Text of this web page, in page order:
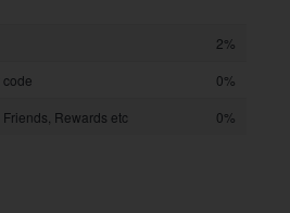
2%
0%
Rewards etc
0%